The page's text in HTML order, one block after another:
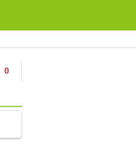
0